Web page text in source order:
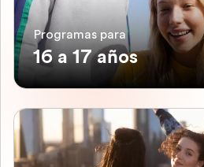
Programas para
16 a 17 años